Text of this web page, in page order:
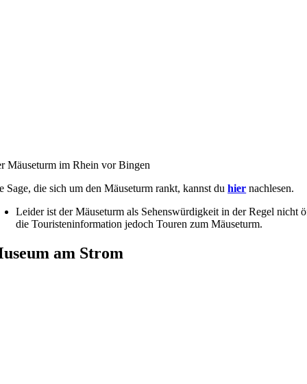
Mäuseturm im Rhein vor Bingen
Sage, die sich um den Mäuseturm rankt, kannst duhier nachlesen.
Leider ist der Mäuseturm als Sehenswürdigkeit in der Regel
die Touristeninformation jedoch Touren zum Mäuseturm.
am Strom